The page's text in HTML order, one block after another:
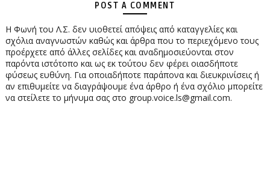
POST A COMMENT
Η Φωνή του Λ.Σ. δεν υιοθετεί απόψεις από καταγγελίες και
σχόλια αναγνωστών καθώς και άρθρα που το περιεχόμενο τους
προέρχετε από άλλες σελίδες και αναδημοσιεύονται στον
παρόντα ιστότοπο και ως εκ τούτου δεν φέρει οιασδήποτε
φύσεως ευθύνη. Για οποιαδήποτε παράπονα και διευκρινίσεις ή
αν επιθυμείτε να διαγράψουμε ένα άρθρο ή ένα σχόλιο μπορείτε
να στείλετε το μήνυμα σας στο group.voice.ls@gmail.com.